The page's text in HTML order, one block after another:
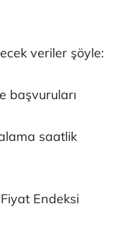
veriler şöyle:
başvuruları
saatlik
Endeksi